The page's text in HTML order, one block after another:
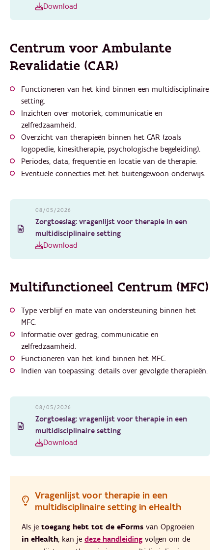
Download
Centrum voor Ambulante
Revalidatie (CAR)
Functioneren van het kind binnen een multidisciplinaire
setting.
Inzichten over motoriek, communicatie en
zelfredzaamheid.
Overzicht van therapieën binnen het CAR (zoals
logopedie, kinesitherapie, psychologische begeleiding).
Periodes, data, frequentie en locatie van de therapie.
Eventuele connecties met het buitengewoon onderwijs.
08/05/2026
Zorgtoeslag: vragenlijst voor therapie in een
multidisciplinaire setting
Download
Multifunctioneel Centrum (MFC)
Type verblijf en mate van ondersteuning binnen het
MFC.
Informatie over gedrag, communicatie en
zelfredzaamheid.
Functioneren van het kind binnen het MFC.
Indien van toepassing: details over gevolgde therapieën.
08/05/2026
Zorgtoeslag: vragenlijst voor therapie in een
multidisciplinaire setting
Download
Vragenlijst voor therapie in een
multidisciplinaire setting in eHealth
Als je toegang hebt tot de eForms van Opgroeien
in eHealth, kan je deze handleiding volgen om de